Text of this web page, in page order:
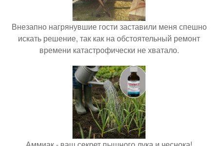
Внезапно нагрянувшие гости заставили меня спешно
искать решение, так как на обстоятельный ремонт
времени катастрофически не хватало.